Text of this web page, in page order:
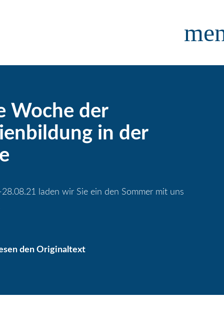
Woche der
in der
laden wir Sie ein den Sommer mit uns
den Originaltext